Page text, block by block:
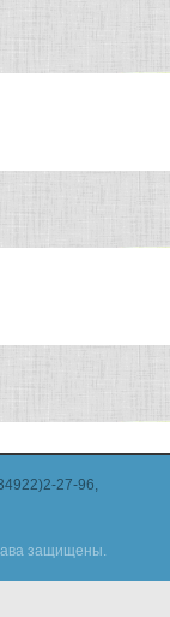
27-96,
защищены.